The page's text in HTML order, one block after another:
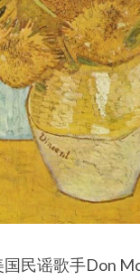
民谣歌手Don